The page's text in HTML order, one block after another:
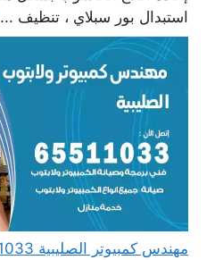
استبدال بور سبلاي ، تنظيف ...